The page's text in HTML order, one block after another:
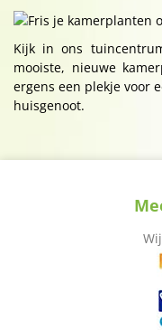
Kijk in ons
mooiste, nieuwe
ergens een plekje voor
huisgenoot.